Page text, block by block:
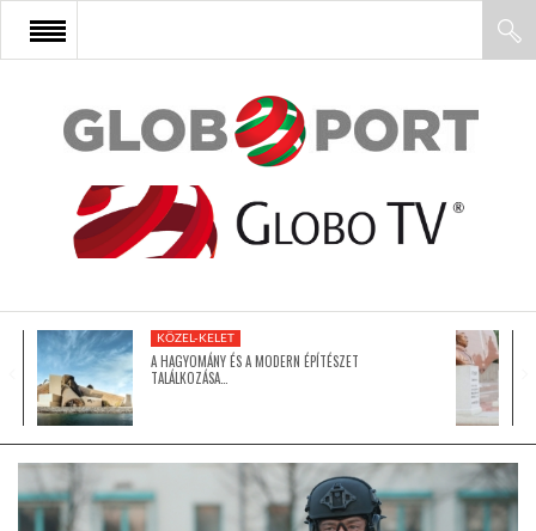
FŐOLDAL
AFRIKA
ÁZSIA
LATIN-AMERIKA
KÖZEL-KELET
A HAGYOMÁNY ÉS A MODERN ÉPÍTÉSZET
TALÁLKOZÁSA…